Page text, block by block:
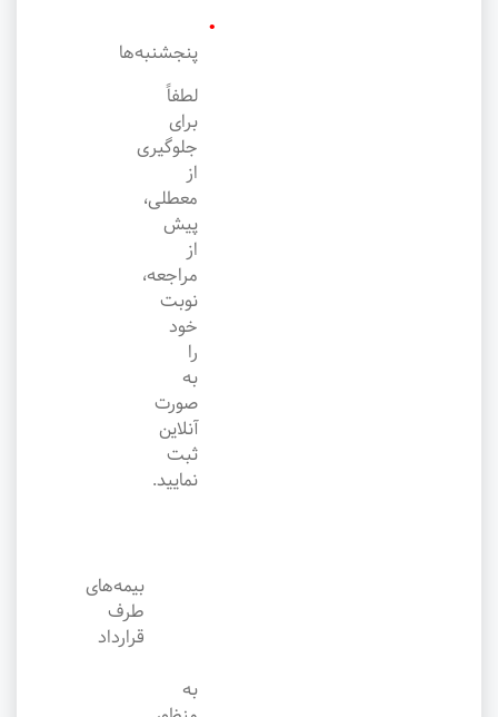
پنجشنبه‌ها
لطفاً
برای
جلوگیری
از
معطلی،
پیش
از
مراجعه،
نوبت
خود
را
به
صورت
آنلاین
ثبت
نمایید.
بیمه‌های
طرف
قرارداد
به